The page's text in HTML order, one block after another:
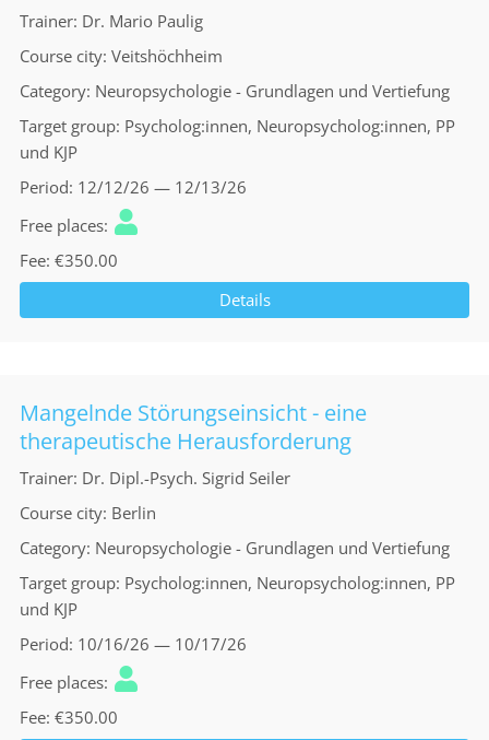
Trainer Dr. Mario Paulig
Course city Veitshöchheim
Category Neuropsychologie - Grundlagen und Vertiefung
Target group Psycholog:innen, Neuropsycholog:innen, PP
und KJP
Period 12/12/26 — 12/13/26
Free places
Fee €350.00
Details
Mangelnde Störungseinsicht - eine
therapeutische Herausforderung
Trainer Dr. Dipl.-Psych. Sigrid Seiler
Course city Berlin
Category Neuropsychologie - Grundlagen und Vertiefung
Target group Psycholog:innen, Neuropsycholog:innen, PP
und KJP
Period 10/16/26 — 10/17/26
Free places
Fee €350.00